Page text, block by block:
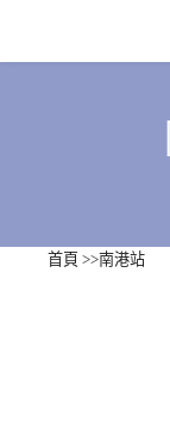
content
首頁 >>南港站